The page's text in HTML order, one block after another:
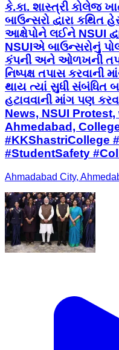
કે.કા. શાસ્ત્રી કોલેજ
બાઉન્સરો દ્વારા
આક્ષેપોને લઈને NSUI
NSUIએ બાઉન્સરોનું
કંપની અને ઓળખની
નિષ્પક્ષ તપાસ કરવાની
થાય ત્યાં સુધી સંબંધિત
હટાવવાની માંગ પણ
News, NSUI
Ahmedabad,
#KKShastriCollege
#StudentSafety
Ahmadabad City,